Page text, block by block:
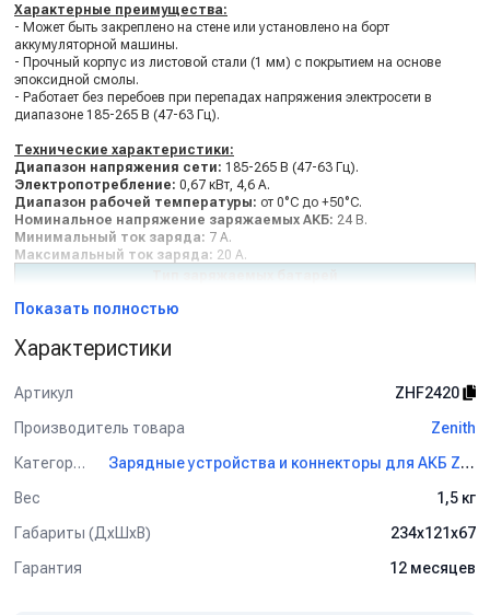
Характерные преимущества:
- Может быть закреплено на стене или установлено на борт
аккумуляторной машины.
- Прочный корпус из листовой стали (1 мм) с покрытием на основе
эпоксидной смолы.
- Работает без перебоев при перепадах напряжения электросети в
диапазоне 185-265 В (47-63 Гц).
Технические характеристики:
Диапазон напряжения сети: 185-265 В (47-63 Гц).
Электропотребление: 0,67 кВт, 4,6 А.
Диапазон рабочей температуры: от 0°С до +50°С.
Номинальное напряжение заряжаемых АКБ: 24 В.
Минимальный ток заряда: 7 А.
Максимальный ток заряда: 20 А.
Обслуживаемые (с жидким
Макс. время зарядки (при разряженности батареи 80%)
от 80 до 240 Ач/5ч
от 80 до 200 Ач/5ч
- Зарядное устройство.
- Двойной соединительный кабель для подключения батарей (2,5 м).
Показать полностью
Характеристики
Артикул
ZHF2420
Производитель товара
Zenith
Категория
Зарядные устройства и коннекторы для АКБ Zenith
Вес
1,5 кг
Габариты (ДхШхВ)
234х121х67
Гарантия
12 месяцев